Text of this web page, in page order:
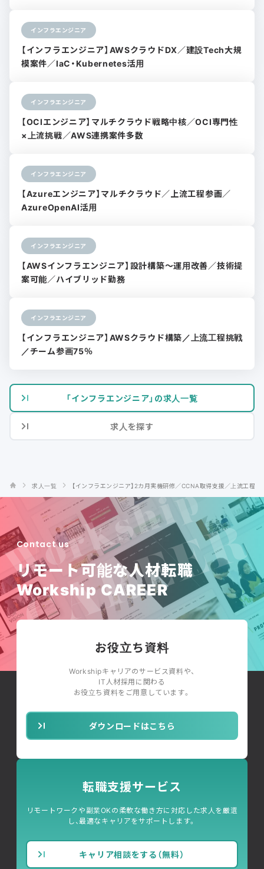
インフラエンジニア
【インフラエンジニア】AWSクラウドDX／建設Tech大規
模案件／IaC・Kubernetes活用
インフラエンジニア
【OCIエンジニア】マルチクラウド戦略中核／OCI専門性
×上流挑戦／AWS連携案件多数
インフラエンジニア
【Azureエンジニア】マルチクラウド／上流工程参画／
AzureOpenAI活用
インフラエンジニア
【AWSインフラエンジニア】設計構築〜運用改善／技術提
案可能／ハイブリッド勤務
インフラエンジニア
【インフラエンジニア】AWSクラウド構築／上流工程挑戦
／チーム参画75％
「インフラエンジニア」の求人一覧
求人を探す
求人一覧 【インフラエンジニア】2カ月実機研修／CCNA取得支援／上流工程挑
Contact us
リモート可能な人材転職
Workship CAREER
お役立ち資料
Workshipキャリアのサービス資料や、
IT人材採用に関わる
お役立ち資料をご用意しています。
ダウンロードはこちら
転職支援サービス
リモートワークや副業OKの柔軟な働き方に対応した求人を厳選
し、最適なキャリアをサポートします。
キャリア相談をする（無料）